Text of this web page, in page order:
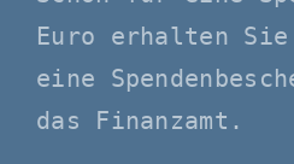
Euro erhalten Sie
eine
das Finanzamt.